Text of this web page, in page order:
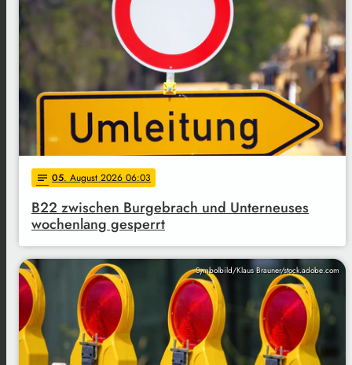
notes 05. August 2026 06:03
B22 zwischen Burgebrach und Unterneuses
wochenlang gesperrt
Symbolbild/Klaus Brauner/stock.adobe.com